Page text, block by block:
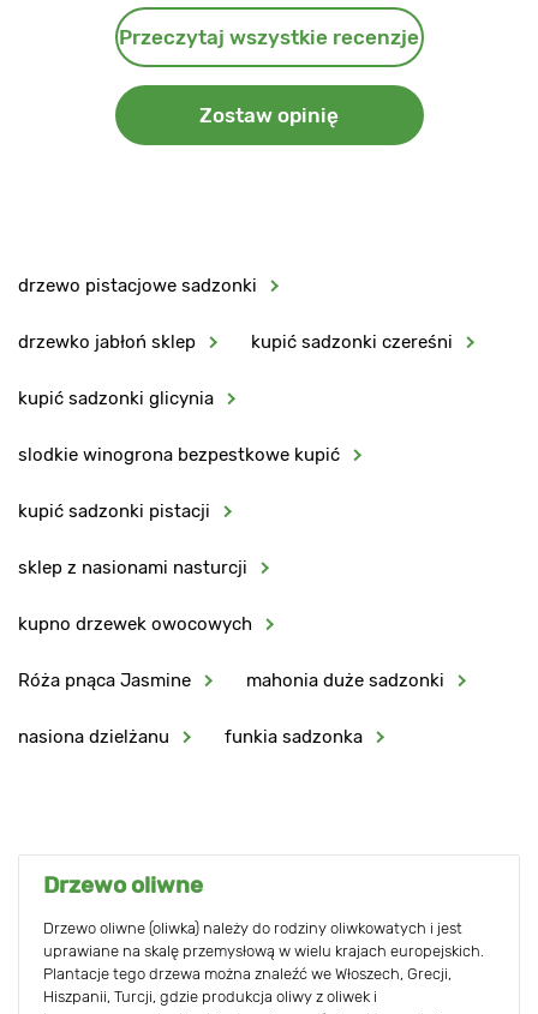
Przeczytaj wszystkie recenzje
Zostaw opinię
drzewo pistacjowe sadzonki
drzewko jabłoń sklep kupić sadzonki czereśni
kupić sadzonki glicynia
slodkie winogrona bezpestkowe kupić
kupić sadzonki pistacji
sklep z nasionami nasturcji
kupno drzewek owocowych
Róża pnąca Jasmine mahonia duże sadzonki
nasiona dzielżanu funkia sadzonka
Drzewo oliwne
Drzewo oliwne (oliwka) należy do rodziny oliwkowatych i jest
uprawiane na skalę przemysłową w wielu krajach europejskich.
Plantacje tego drzewa można znaleźć we Włoszech, Grecji,
Hiszpanii, Turcji, gdzie produkcja oliwy z oliwek i